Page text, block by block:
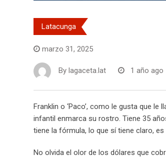
Latacunga
marzo 31, 2025
By lagaceta.lat 1 año ago
Franklin o ‘Paco’, como le gusta que
infantil enmarca su rostro. Tiene 35
tiene la fórmula, lo que sí tiene claro,
No olvida el olor de los dólares que